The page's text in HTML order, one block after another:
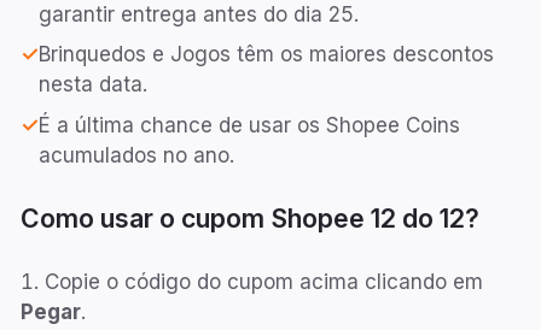
garantir entrega antes do dia 25.
✓Brinquedos e Jogos têm os maiores descontos
nesta data.
✓É a última chance de usar os Shopee Coins
acumulados no ano.
Como usar o cupom Shopee 12 do 12?
Copie o código do cupom acima clicando em
Pegar.